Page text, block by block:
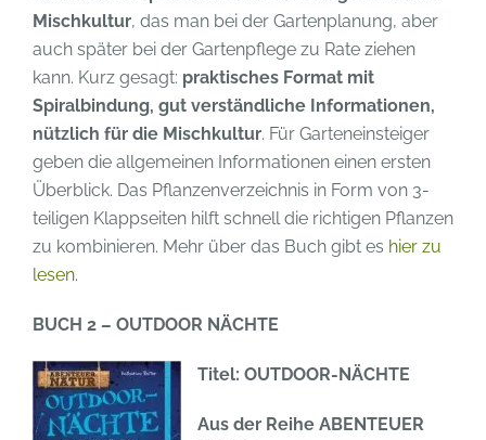
Mischkultur, das man bei der Gartenplanung, aber
auch später bei der Gartenpflege zu Rate ziehen
kann. Kurz gesagt: praktisches Format mit
Spiralbindung, gut verständliche Informationen,
nützlich für die Mischkultur. Für Garteneinsteiger
geben die allgemeinen Informationen einen ersten
Überblick. Das Pflanzenverzeichnis in Form von 3-
teiligen Klappseiten hilft schnell die richtigen Pflanzen
zu kombinieren. Mehr über das Buch gibt es hier zu
lesen.
BUCH 2 – OUTDOOR NÄCHTE
Titel: OUTDOOR-NÄCHTE
Aus der Reihe ABENTEUER